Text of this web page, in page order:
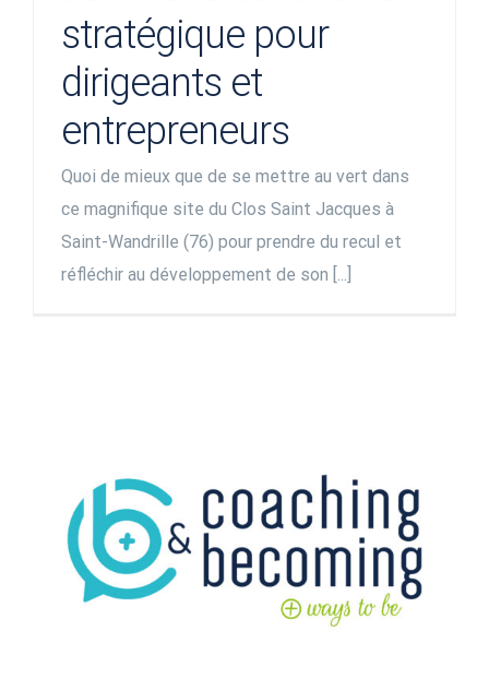
stratégique pour
dirigeants et
entrepreneurs
Quoi de mieux que de se mettre au vert dans
ce magnifique site du Clos Saint Jacques à
Saint-Wandrille (76) pour prendre du recul et
réfléchir au développement de son [...]